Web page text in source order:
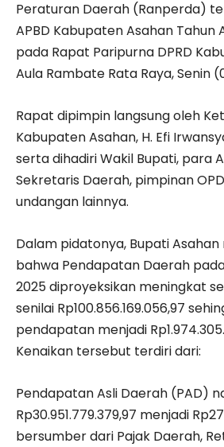
Peraturan Daerah (Ranperda)
APBD Kabupaten Asahan Tahun
pada Rapat Paripurna DPRD
Aula Rambate Rata Raya, Senin
Rapat dipimpin langsung oleh
Kabupaten Asahan, H. Efi
serta dihadiri Wakil Bupati, para
Sekretaris Daerah, pimpinan
undangan lainnya.
Dalam pidatonya, Bupati
bahwa Pendapatan Daerah
2025 diproyeksikan meningkat
senilai Rp100.856.169.056,97
pendapatan menjadi
Kenaikan tersebut terdiri dari:
Pendapatan Asli Daerah (PAD)
Rp30.951.779.379,97 menjadi
bersumber dari Pajak Daerah,